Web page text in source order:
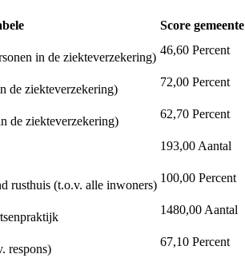
Score gemeente
in de ziekteverzekering)
46,60 Percent
de ziekteverzekering)
72,00 Percent
de ziekteverzekering)
62,70 Percent
193,00 Aantal
rusthuis (t.o.v. alle inwoners)
100,00 Percent
1480,00 Aantal
respons)
67,10 Percent